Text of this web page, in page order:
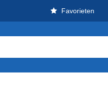
Favorieten